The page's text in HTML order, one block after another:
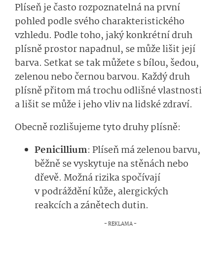
Plíseň je často rozpoznatelná na první
pohled podle svého charakteristického
vzhledu. Podle toho, jaký konkrétní druh
plísně prostor napadnul, se může lišit její
barva. Setkat se tak můžete s bílou, šedou,
zelenou nebo černou barvou. Každý druh
plísně přitom má trochu odlišné vlastnosti
a lišit se může i jeho vliv na lidské zdraví.
Obecně rozlišujeme tyto druhy plísně:
Penicillium: Plíseň má zelenou barvu,
běžně se vyskytuje na stěnách nebo
dřevě. Možná rizika spočívají
v podráždění kůže, alergických
reakcích a zánětech dutin.